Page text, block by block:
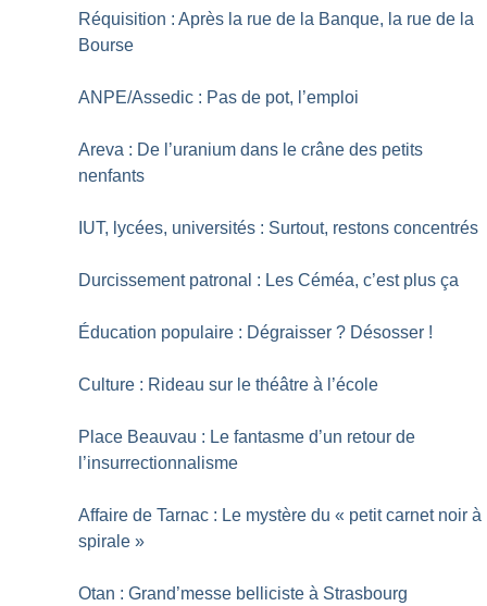
Réquisition : Après la rue de la Banque, la rue de la
Bourse
ANPE/Assedic : Pas de pot, l’emploi
Areva : De l’uranium dans le crâne des petits
nenfants
IUT, lycées, universités : Surtout, restons concentrés
Durcissement patronal : Les Céméa, c’est plus ça
Éducation populaire : Dégraisser ? Désosser !
Culture : Rideau sur le théâtre à l’école
Place Beauvau : Le fantasme d’un retour de
l’insurrectionnalisme
Affaire de Tarnac : Le mystère du « petit carnet noir à
spirale »
Otan : Grand’messe belliciste à Strasbourg